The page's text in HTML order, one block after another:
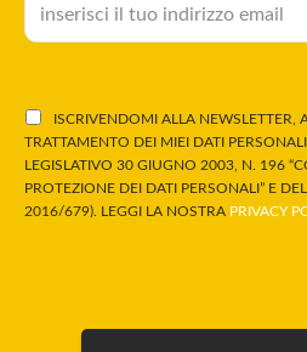
ISCRIVENDOMI ALLA NEWSLETTER,
TRATTAMENTO DEI MIEI DATI
LEGISLATIVO 30 GIUGNO 2003, N. 196
PROTEZIONE DEI DATI PERSONALI” E
2016/679). LEGGI LA NOSTRA PRIVACY